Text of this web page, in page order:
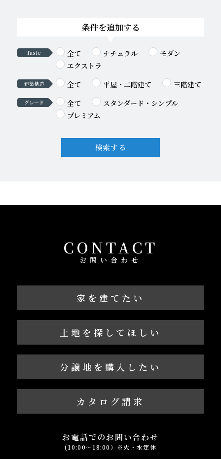
条件を追加する
Taste 全て ナチュラル
モダン
エクストラ
建築構造 全て 平屋・二階建て 三階建て
グレード 全て
スタンダード・シンプル
プレミアム
検索する
CONTACT
お問い合わせ
家を建てたい
土地を探してほしい
分譲地を購入したい
カタログ請求
お電話でのお問い合わせ
(10:00～18:00）※火・水定休